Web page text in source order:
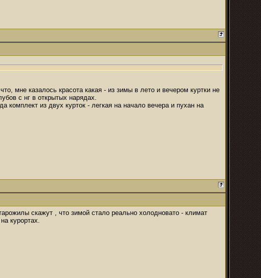
мне казалось красота какая - из зимы в лето и вечером куртки не
с нг в открытых нарядах.
из двух курток - легкая на начало вечера и пухан на
скажут , что зимой стало реально холодновато - климат
курортах.